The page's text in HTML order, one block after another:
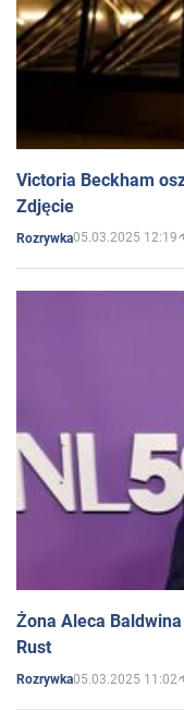
Victoria Beckham
Zdjęcie
Rozrywka05.03.2025 12:19
Żona Aleca
Rust
Rozrywka05.03.2025 11:02